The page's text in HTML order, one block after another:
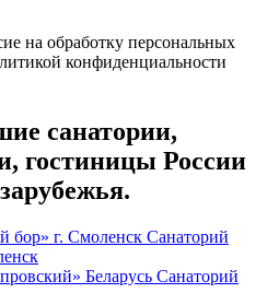
на обработку персональных
конфиденциальности
санатории,
гостиницы России
Санаторий
Санаторий